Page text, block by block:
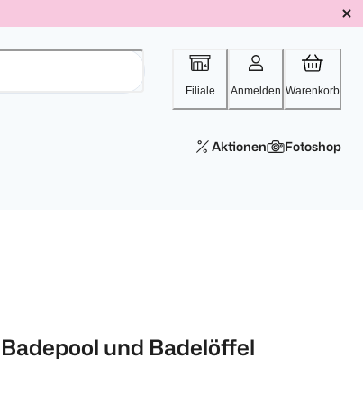
Filiale Anmelden Warenkorb
Aktionen Fotoshop
und Badelöffel